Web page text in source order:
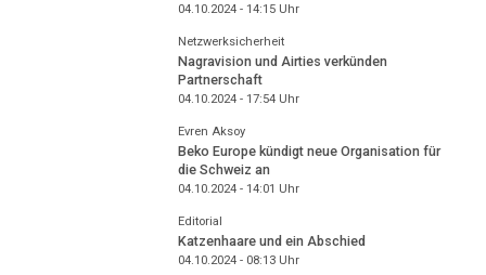
04.10.2024 - 14:15Uhr
Netzwerksicherheit
Nagravision und Airties verkünden
Partnerschaft
04.10.2024 - 17:54Uhr
Evren Aksoy
Beko Europe kündigt neue Organisation für
die Schweiz an
04.10.2024 - 14:01 Uhr
Editorial
Katzenhaare und ein Abschied
04.10.2024 - 08:13Uhr